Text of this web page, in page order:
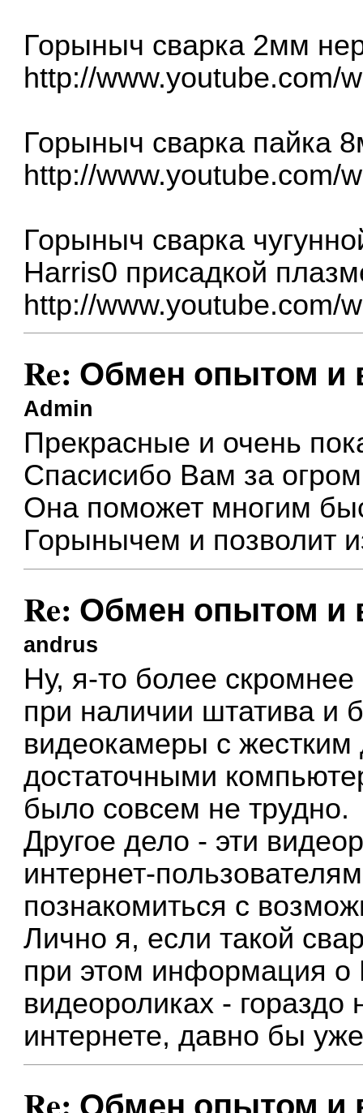
Горыныч сварка 2мм
http://www.youtube.com/
Горыныч сварка пайка
http://www.youtube.com/
Горыныч сварка
Harris0 присадкой
http://www.youtube.com/
Re: Обмен опытом и
Admin
Прекрасные и очень
Спасисибо Вам за
Она поможет многим
Горынычем и позволит
Re: Обмен опытом и
andrus
Ну, я-то более
при наличии штатива и
видеокамеры с жестким
достаточными
было совсем не трудно.
Другое дело - эти
интернет-
познакомиться с
Лично я, если такой
при этом информация о
видеороликах -
интернете, давно бы